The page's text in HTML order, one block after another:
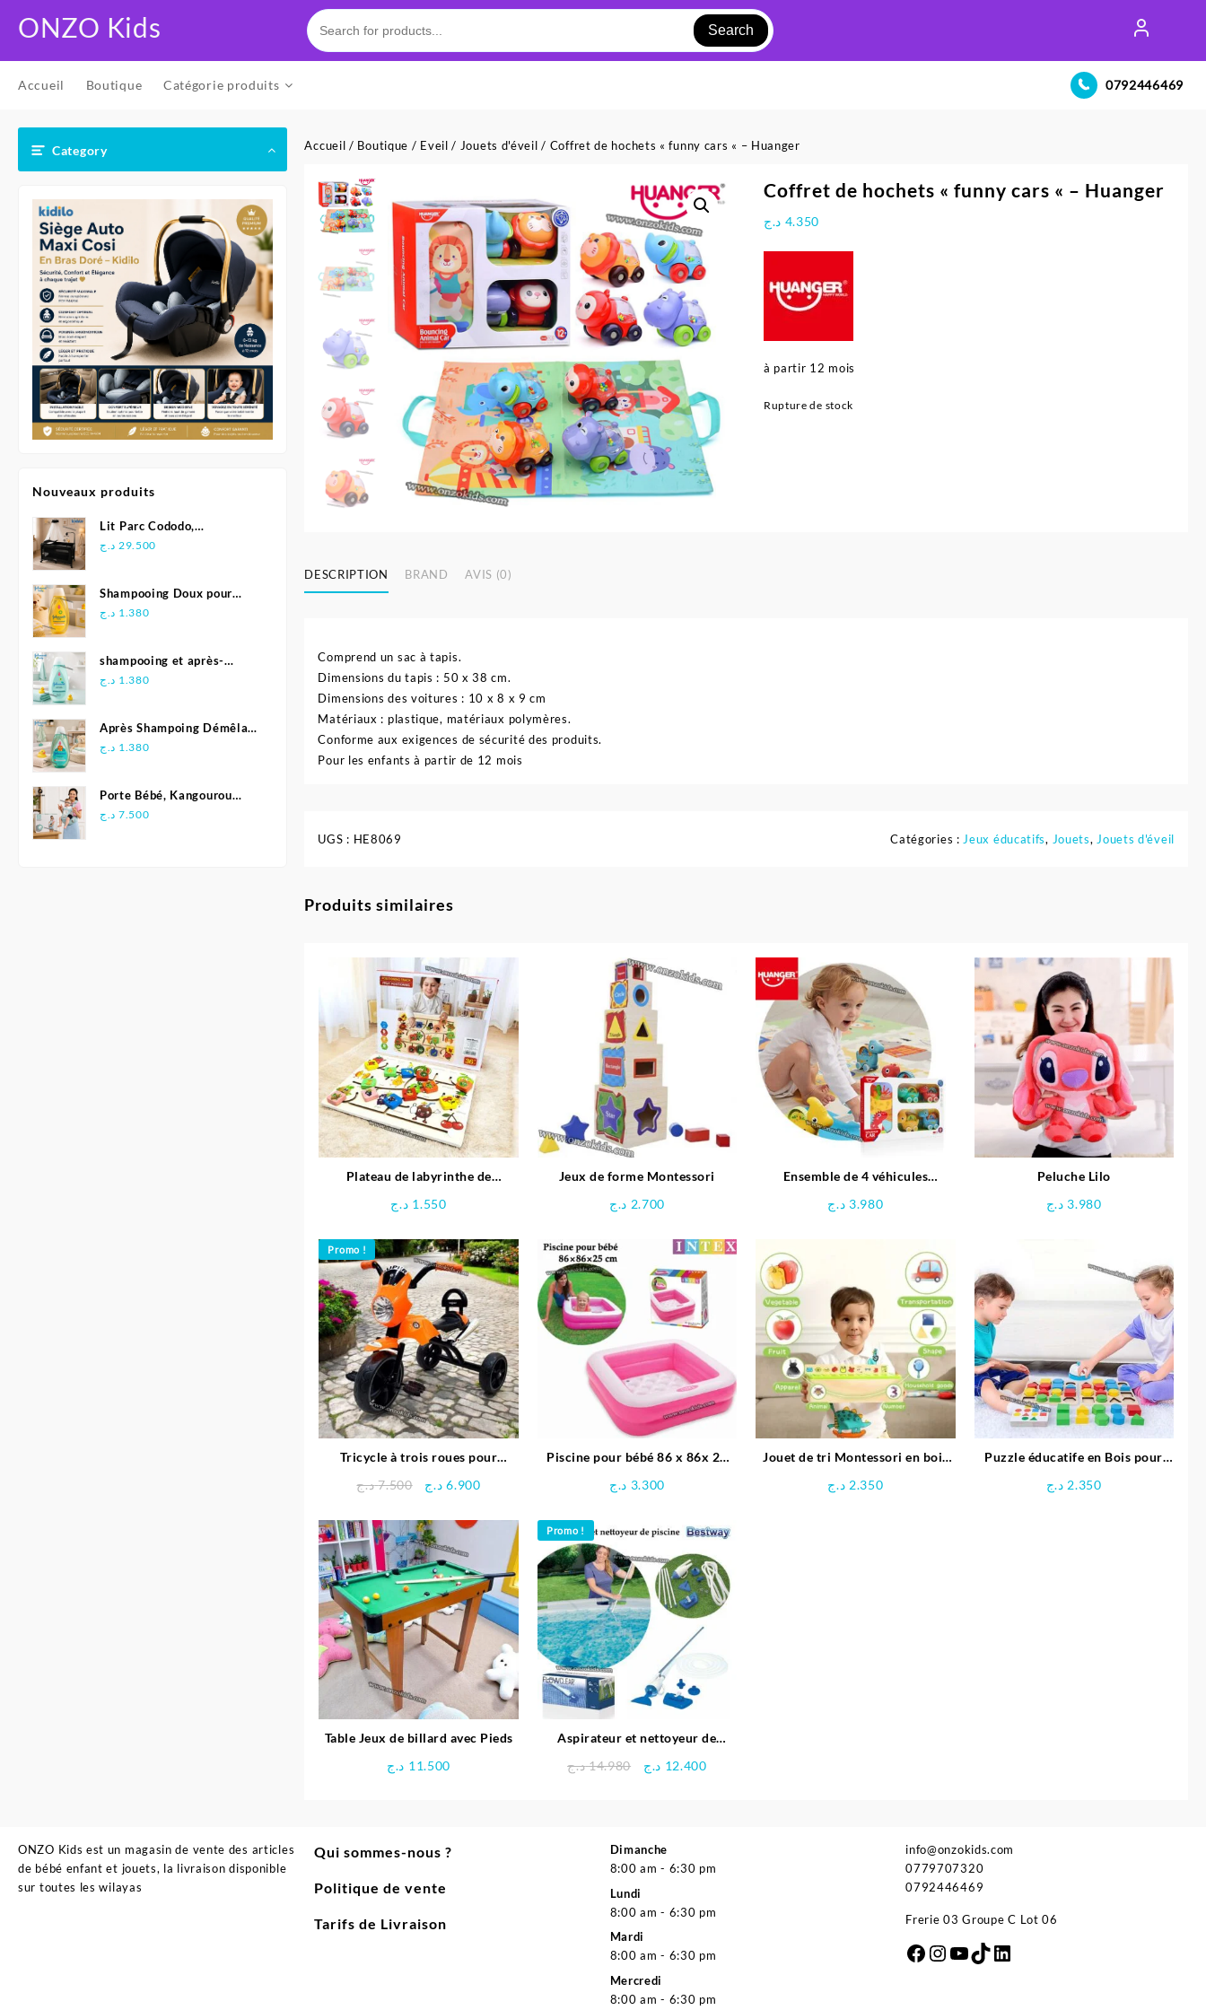
ONZO Kids Search
Accueil Boutique Catégorie produits 0792446469
Category
Nouveaux produits
Lit Parc Cododo,
Multifonction - Kidilo
29.500 د.ج
Shampooing Doux pour
Bébé 500 ml - Johnson's
1.380 د.ج
shampooing et après-
shampoing 2en1 Soft &
1.380 د.ج
Après Shampoing Démêlant
pour bébé - Johnson'S Baby
1.380 د.ج
Porte Bébé, Kangourou
Multifonctionnel
7.500 د.ج
Accueil / Boutique / Eveil / Jouets d'éveil / Coffret de hochets « funny cars « – Huanger
Coffret de hochets « funny cars « – Huanger
4.350 د.ج
à partir 12 mois
Rupture de stock
DESCRIPTION BRAND AVIS (0)
Comprend un sac à tapis.
Dimensions du tapis : 50 x 38 cm.
Dimensions des voitures : 10 x 8 x 9 cm
Matériaux : plastique, matériaux polymères.
Conforme aux exigences de sécurité des produits.
Pour les enfants à partir de 12 mois
UGS : HE8069 Catégories :Jeux éducatifs, Jouets,Jouets d'éveil
Produits similaires
Plateau de labyrinthe de
Boy
1.550 د.ج
Jeux de forme Montessori
2.700 د.ج
Ensemble de 4 véhicules
HUANGER
3.980 د.ج
Peluche Lilo
3.980 د.ج
Promo !
Tricycle à trois roues pour
7.500 د.ج
Le
initial
était :
6.900 د.ج
Le
actuel
Piscine pour bébé 86 x 86x 25
3.300 د.ج
Jouet de tri Montessori en bois
2.350 د.ج
Puzzle éducatife en Bois pour
2.350 د.ج
Table Jeux de billard avec Pieds
11.500 د.ج
Promo !
Aspirateur et nettoyeur de
14.980 د.ج
Le
12.400 د.ج
Le
ONZO Kids est un magasin de vente des articles
de bébé enfant et jouets, la livraison disponible
sur toutes les wilayas
Qui sommes-nous ?
Politique de vente
Tarifs de Livraison
Dimanche
8:00 am - 6:30 pm
Lundi
8:00 am - 6:30 pm
Mardi
8:00 am - 6:30 pm
Mercredi
8:00 am - 6:30 pm
info@onzokids.com
0779707320
0792446469
Frerie 03 Groupe C Lot 06
Facebook
Instagram
YouTube
TikTok
LinkedIn